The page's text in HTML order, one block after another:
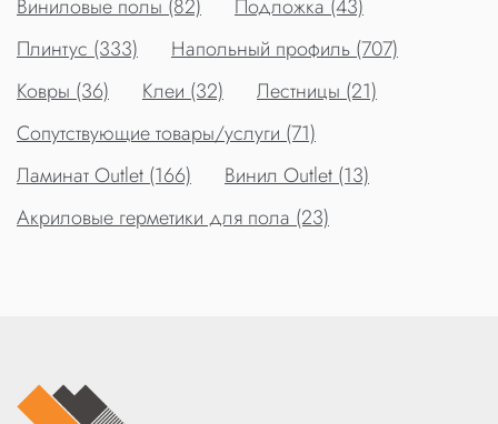
Виниловые полы (82)
Подложка (43)
Плинтус (333)
Напольный профиль (707)
Ковры (36)
Клеи (32)
Лестницы (21)
Сопутствующие товары/услуги (71)
Ламинат Outlet (166)
Винил Outlet (13)
Акриловые герметики для пола (23)